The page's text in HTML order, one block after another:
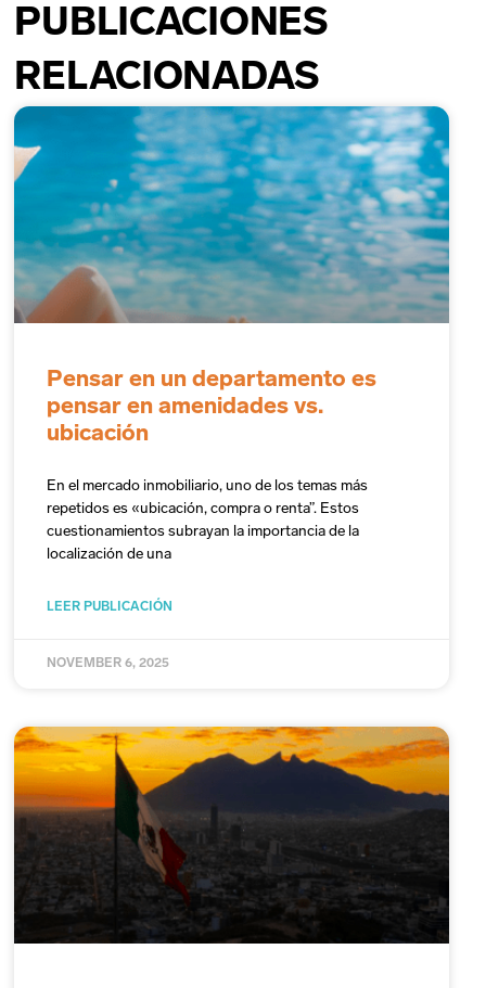
PUBLICACIONES
RELACIONADAS
Pensar en un departamento es
pensar en amenidades vs.
ubicación
En el mercado inmobiliario, uno de los temas más
repetidos es «ubicación, compra o renta”. Estos
cuestionamientos subrayan la importancia de la
localización de una
LEER PUBLICACIÓN
NOVEMBER 6, 2025